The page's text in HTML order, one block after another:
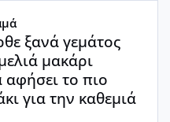
γέλια και ανεμελιά
ξανά γεμάτος
μακάρι
το πιο
για την καθεμιά